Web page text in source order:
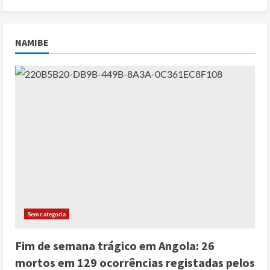
NAMIBE
Sem categoria
Fim de semana trágico em Angola: 26
mortos em 129 ocorrências registadas pelos